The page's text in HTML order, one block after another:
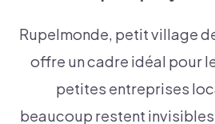
Rupelmonde, petit village
offre un cadre idéal pour
petites entreprises
beaucoup restent invisibles